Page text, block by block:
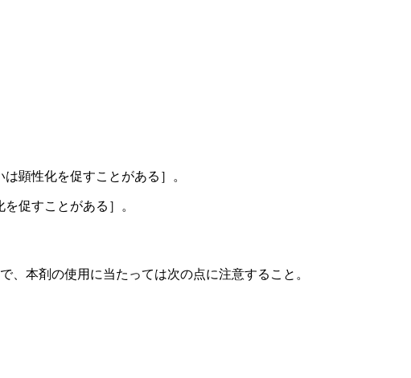
顕性化を促すことがある］。
促すことがある］。
本剤の使用に当たっては次の点に注意すること。